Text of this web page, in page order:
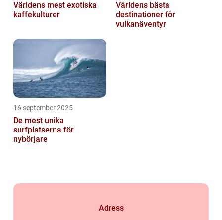
Världens mest exotiska
kaffekulturer
Världens bästa
destinationer för
vulkanäventyr
16 september 2025
De mest unika
surfplatserna för
nybörjare
Adress